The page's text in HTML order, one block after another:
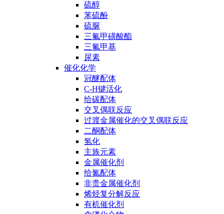
硫醇
苯硫酚
硫脲
三氟甲磺酸酯
三氟甲基
尿素
催化化学
冠醚配体
C-H键活化
给碳配体
交叉偶联反应
过渡金属催化的交叉偶联反应
二酮配体
氢化
主族元素
金属催化剂
给氮配体
非贵金属催化剂
烯烃复分解反应
有机催化剂